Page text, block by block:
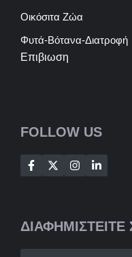
Οικόσιτα Ζώα
Φυτά-Βότανα-Διατροφή
Επιβιωση
FOLLOW US
ΔΙΑΦΗΜΙΣΤΕΙΤΕ